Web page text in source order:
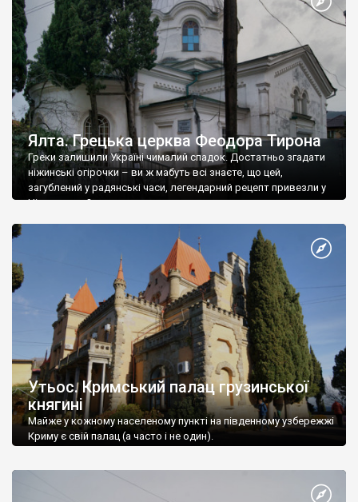
Ялта. Грецька церква Феодора Тирона
Греки залишили Україні чималий спадок. Достатньо згадати
ніжинські огірочки – ви ж мабуть всі знаєте, що цей,
загублений у радянські часи, легендарний рецепт привезли у
Ніжин греки?
Утьос. Кримський палац грузинської
княгині
Майже у кожному населеному пункті на південному узбережжі
Криму є свій палац (а часто і не один).